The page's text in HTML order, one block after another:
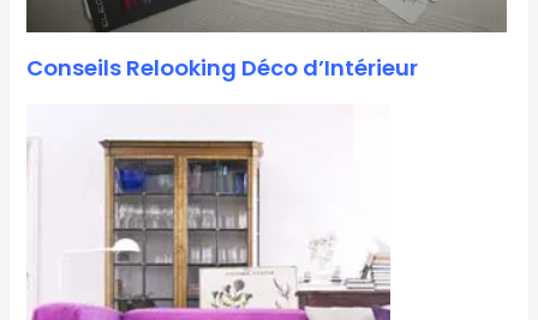
Conseils Relooking Déco d’Intérieur